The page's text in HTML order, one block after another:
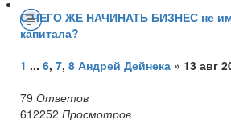
С ЧЕГО ЖЕ НАЧИНАТЬ БИЗНЕС не
капитала?
1 ... 6, 7, 8 Андрей Дейнека » 13 авг
79 Ответов
612252 Просмотров